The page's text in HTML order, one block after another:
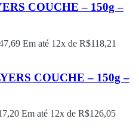
COUCHE – 150g –
Em até 12x de R$118,21
COUCHE – 150g –
Em até 12x de R$126,05